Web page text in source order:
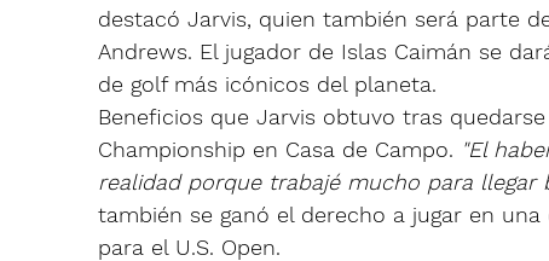
destacó Jarvis, quien también será parte
Andrews. El jugador de Islas Caimán se
de golf más icónicos del planeta.
Beneficios que Jarvis obtuvo tras
Championship en Casa de Campo. "El
realidad porque trabajé mucho para llegar
también se ganó el derecho a jugar en
para el U.S. Open.